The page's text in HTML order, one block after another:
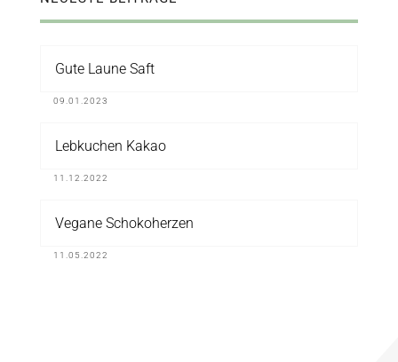
Gute Laune Saft
09.01.2023
Lebkuchen Kakao
11.12.2022
Vegane Schokoherzen
11.05.2022